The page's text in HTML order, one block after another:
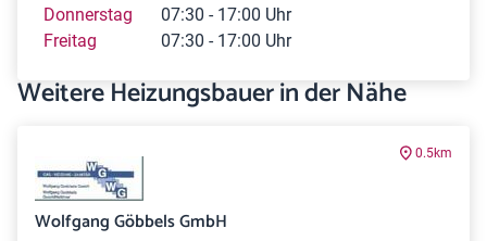
Donnerstag
07:30 - 17:00 Uhr
Freitag
07:30 - 17:00 Uhr
Weitere Heizungsbauer in der Nähe
0.5km
Wolfgang Göbbels GmbH